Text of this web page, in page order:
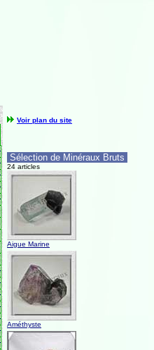
Voir plan du site
Sélection de Minéraux Bruts
24 articles
Aigue Marine
Améthyste